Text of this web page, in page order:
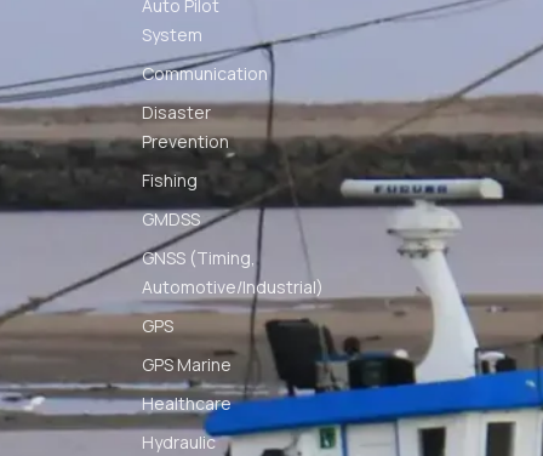
Auto Pilot
System
Communication
Disaster
Prevention
Fishing
GMDSS
GNSS (Timing,
Automotive/Industrial)
GPS
GPS Marine
Healthcare
Hydraulic